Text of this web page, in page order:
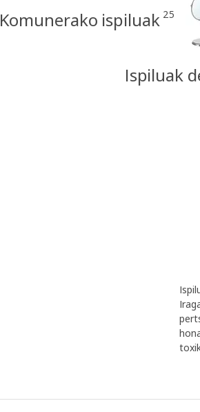
Komunerako ispiluak 25
Ispiluak